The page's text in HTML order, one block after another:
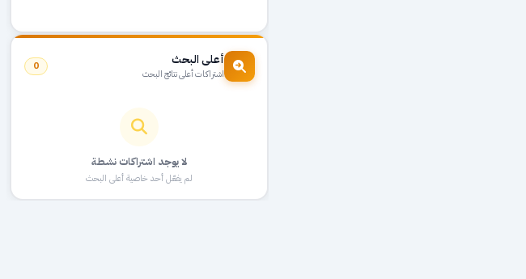
أعلى البحث
اشتراكات أعلى نتائج البحث
0
لا يوجد اشتراكات نشطة
لم يفعّل أحد خاصية أعلى البحث